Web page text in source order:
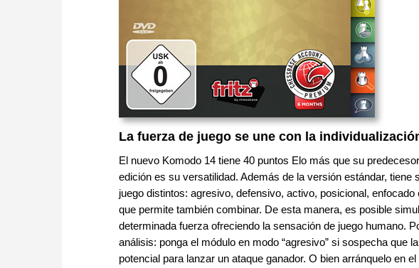
La fuerza de juego se une con la
El nuevo Komodo 14 tiene 40 puntos Elo más que su
edición es su versatilidad. Además de la versión estándar, tiene
juego distintos: agresivo, defensivo, activo, posicional,
que permite también combinar. De esta manera, es posible
determinada fuerza ofreciendo la sensación de juego humano.
análisis: ponga el módulo en modo “agresivo” si sospecha que
potencial para lanzar un ataque ganador. O bien arránquelo en